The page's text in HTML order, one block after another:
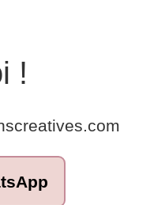
!